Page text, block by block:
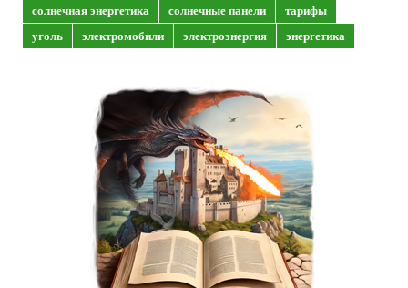
солнечная энергетика
солнечные панели
тарифы
уголь
электромобили электроэнергия энергетика